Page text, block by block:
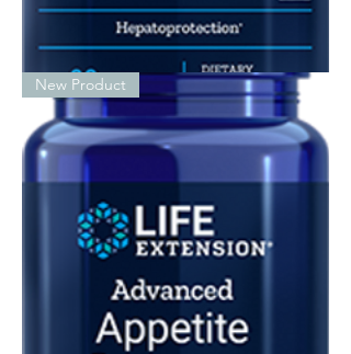
Branched
Chain
Amino
New Product